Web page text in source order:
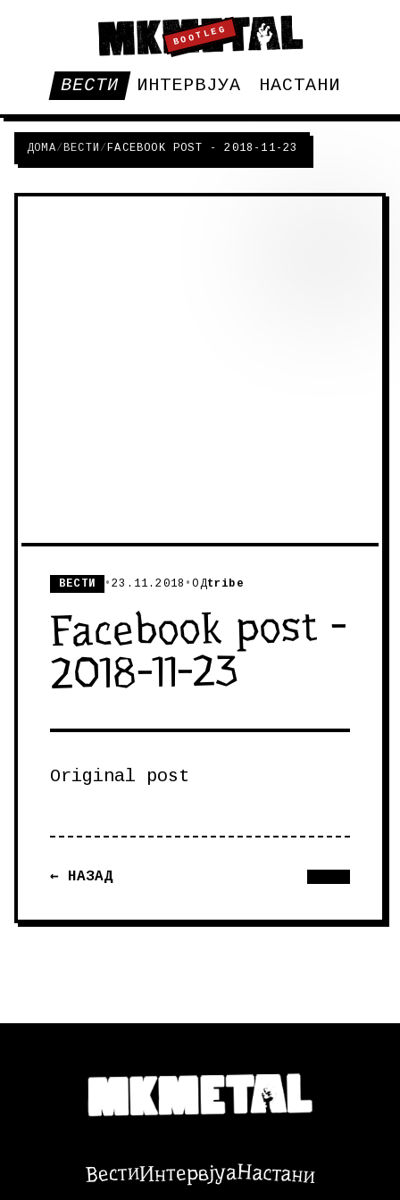
BOOTLEG
ВЕСТИ ИНТЕРВЈУА НАСТАНИ
ДОМА/ВЕСТИ /FACEBOOK POST - 2018-11-23
ВЕСТИ •23.11.2018 •ОДtribe
Facebook post -
2018-11-23
Original post
← НАЗАД
ВестиИнтервјуаНастани